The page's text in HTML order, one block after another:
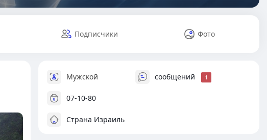
Подписчики Фото
Мужской сообщений 1
07-10-80
Страна Израиль